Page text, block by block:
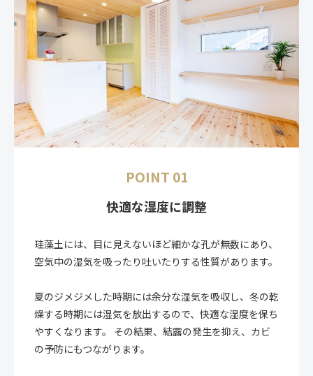
POINT 01
快適な湿度に調整
珪藻土には、目に見えないほど細かな孔が無数にあり、
空気中の湿気を吸ったり吐いたりする性質があります。
夏のジメジメした時期には余分な湿気を吸収し、冬の乾
燥する時期には湿気を放出するので、快適な湿度を保ち
やすくなります。 その結果、結露の発生を抑え、カビ
の予防にもつながります。